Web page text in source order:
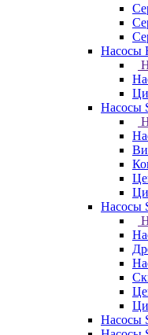
Насосы
Насосы
Насосы
Насосы